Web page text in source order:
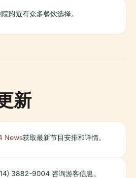
院附近有众多餐饮选择。
新
News获取最新节目安排和详情。
3882-9004 咨询游客信息。